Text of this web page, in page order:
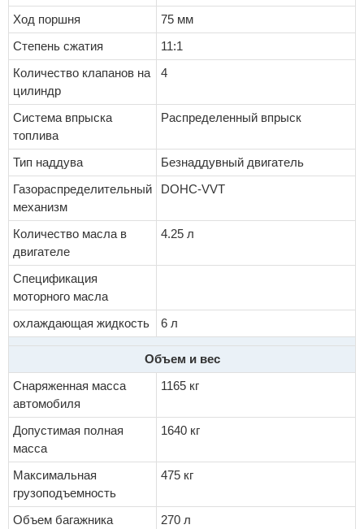
Ход поршня
75 мм
Степень сжатия
11:1
Количество клапанов на
цилиндр
4
Система впрыска
топлива
Распределенный впрыск
Тип наддува
Безнаддувный двигатель
Газораспределительный
механизм
DOHC-VVT
Количество масла в
двигателе
4.25 л
Спецификация
моторного масла
охлаждающая жидкость
6 л
Объем и вес
Снаряженная масса
автомобиля
1165 кг
Допустимая полная
масса
1640 кг
Максимальная
грузоподъемность
475 кг
Объем багажника
270 л